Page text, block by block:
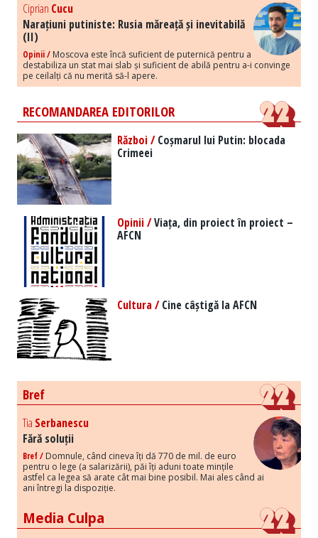
Ciprian Cucu
Narațiuni putiniste: Rusia măreață și inevitabilă
(II)
Opinii / Moscova este încă suficient de puternică pentru a
destabiliza un stat mai slab și suficient de abilă pentru a-i convinge
pe ceilalți că nu merită să-l apere.
RECOMANDAREA EDITORILOR
Război /Coșmarul lui Putin: blocada
Crimeei
Opinii /Viața, din proiect în proiect –
AFCN
Cultura /Cine câștigă la AFCN
Bref
Tia Serbanescu
Fără soluții
Bref / Domnule, când cineva îți dă 770 de mil. de euro
pentru o lege (a salarizării), păi îți aduni toate mințile
astfel ca legea să arate cât mai bine posibil. Mai ales când ai
ani întregi la dispoziție.
Media Culpa